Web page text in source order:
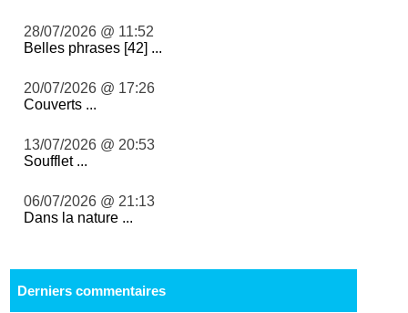
28/07/2026 @ 11:52
Belles phrases [42] ...
20/07/2026 @ 17:26
Couverts ...
13/07/2026 @ 20:53
Soufflet ...
06/07/2026 @ 21:13
Dans la nature ...
Derniers commentaires